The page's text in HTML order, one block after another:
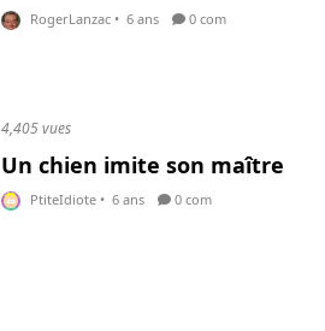
RogerLanzac • 6 ans 0 com
4,405 vues
Un chien imite son maître
PtiteIdiote • 6 ans 0 com